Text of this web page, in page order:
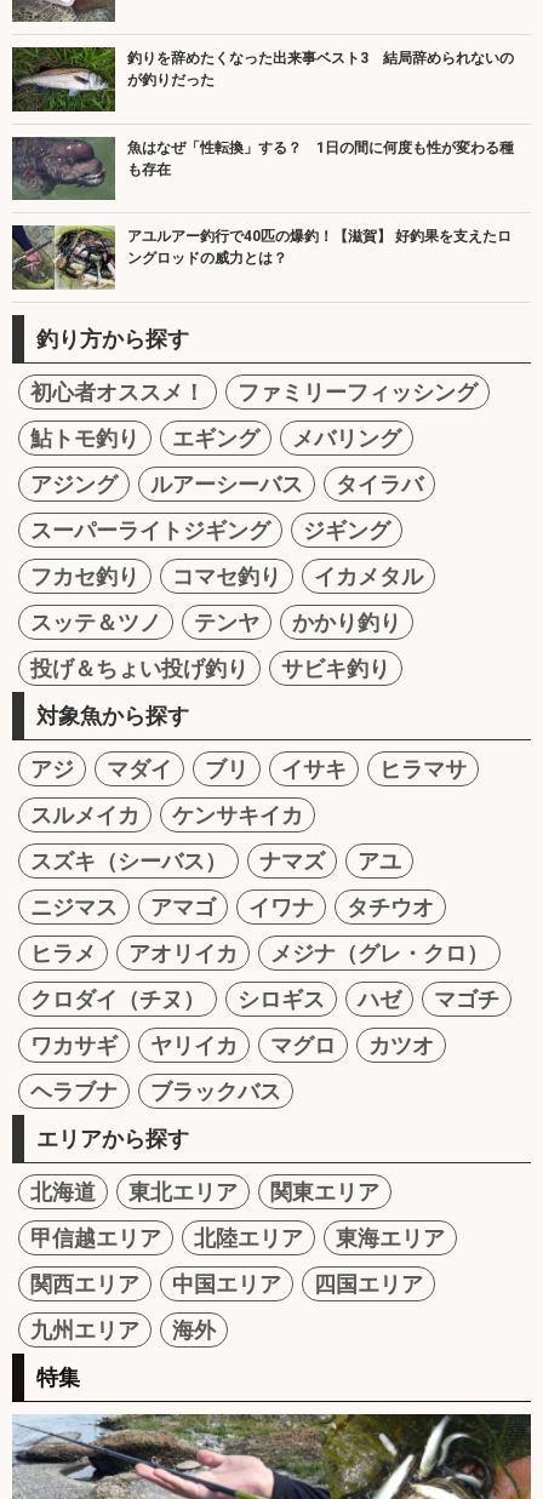
釣りを辞めたくなった出来事ベスト3 結局辞められないの
が釣りだった
魚はなぜ「性転換」する？ 1日の間に何度も性が変わる種
も存在
アユルアー釣行で40匹の爆釣！【滋賀】 好釣果を支えたロ
ングロッドの威力とは？
釣り方から探す
初心者オススメ！
ファミリーフィッシング
鮎トモ釣り
エギング
メバリング
アジング
ルアーシーバス
タイラバ
スーパーライトジギング
ジギング
フカセ釣り
コマセ釣り
イカメタル
スッテ＆ツノ
テンヤ
かかり釣り
投げ＆ちょい投げ釣り
サビキ釣り
対象魚から探す
アジ マダイ ブリ イサキ
ヒラマサ
スルメイカ
ケンサキイカ
スズキ（シーバス）
ナマズ
アユ
ニジマス
アマゴ イワナ
タチウオ
ヒラメ
アオリイカ
メジナ（グレ・クロ）
クロダイ（チヌ）
シロギス ハゼ
マゴチ
ワカサギ
ヤリイカ マグロ
カツオ
ヘラブナ
ブラックバス
エリアから探す
北海道 東北エリア
関東エリア
甲信越エリア
北陸エリア
東海エリア
関西エリア
中国エリア
四国エリア
九州エリア
海外
特集